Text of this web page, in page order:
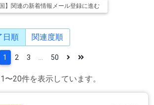
国】関連の新着情報メール登録に進む
日順 関連度順
20件を表示しています。
1 2 3 50